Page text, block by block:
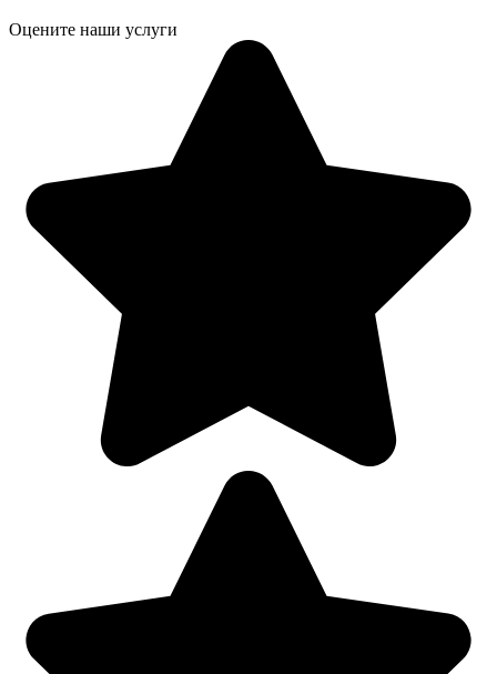
Оцените наши услуги